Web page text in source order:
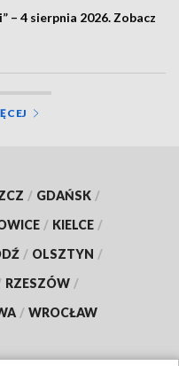
– 4 sierpnia 2026. Zobacz
/ GDAŃSK /
/ KIELCE /
/ OLSZTYN /
RZESZÓW /
/ WROCŁAW